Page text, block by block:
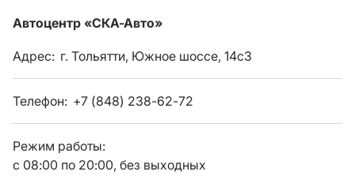
Автоцентр «СКА-Авто»
Адрес: г. Тольятти, Южное шоссе, 14с3
Телефон: +7 (848) 238-62-72
Режим работы:
с 08:00 по 20:00, без выходных